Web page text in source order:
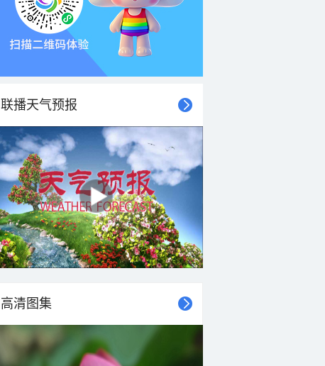
联播天气预报
高清图集